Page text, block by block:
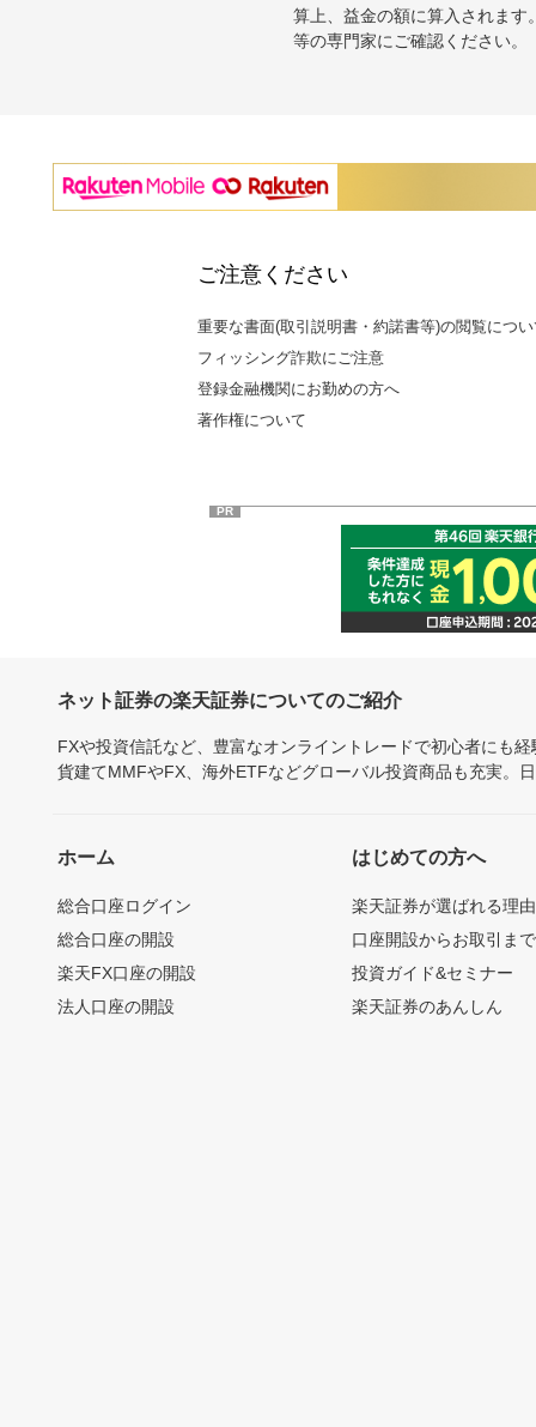
算上、益金の額に算入されま
等の専門家にご確認ください。
ご注意ください
重要な書面(取引説明書・約諾書等)の閲覧につ
フィッシング詐欺にご注意
登録金融機関にお勤めの方へ
著作権について
PR
ネット証券の楽天証券についてのご紹介
FXや投資信託など、豊富なオンライントレードで初心者にも
貨建てMMFやFX、海外ETFなどグローバル投資商品も充実。
ホーム
総合口座ログイン
総合口座の開設
楽天FX口座の開設
法人口座の開設
はじめての方へ
楽天証券が選ばれる理由
口座開設からお取引ま
投資ガイド&セミナー
楽天証券のあんしん